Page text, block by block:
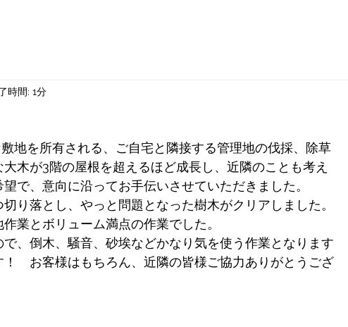
時間: 1分
地を所有される、ご自宅と隣接する管理地の伐採、除草
木が3階の屋根を超えるほど成長し、近隣のことも考え
で、意向に沿ってお手伝いさせていただきました。
り落とし、やっと問題となった樹木がクリアしました。
業とボリューム満点の作業でした。
、倒木、騒音、砂埃などかなり気を使う作業となります
　お客様はもちろん、近隣の皆様ご協力ありがとうござ